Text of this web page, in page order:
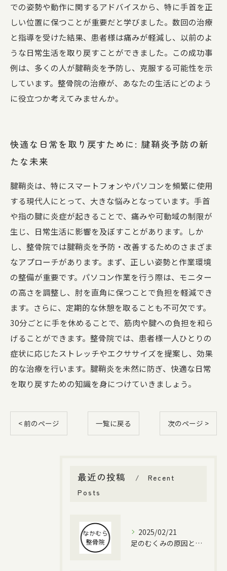
での姿勢や動作に関するアドバイスから、特に手首を正
しい位置に保つことが重要だと学びました。数回の治療
と指導を受けた結果、患者様は痛みが軽減し、以前のよ
うな日常生活を取り戻すことができました。この成功事
例は、多くの人が腱鞘炎を予防し、克服する可能性を示
しています。整骨院の治療が、あなたの生活にどのよう
に役立つか考えてみませんか。
快適な日常を取り戻すために: 腱鞘炎予防の新
たな未来
腱鞘炎は、特にスマートフォンやパソコンを頻繁に使用
する現代人にとって、大きな悩みとなっています。手首
や指の腱に炎症が起きることで、痛みや可動域の制限が
生じ、日常生活に影響を及ぼすことがあります。しか
し、整骨院では腱鞘炎を予防・改善するためのさまざま
なアプローチがあります。まず、正しい姿勢と作業環境
の整備が重要です。パソコン作業を行う際は、モニター
の高さを調整し、肘を直角に保つことで負担を軽減でき
ます。さらに、定期的な休憩を取ることも不可欠です。
30分ごとに手を休めることで、筋肉や腱への負担を和ら
げることができます。整骨院では、患者様一人ひとりの
症状に応じたストレッチやエクササイズを提案し、効果
的な治療を行います。腱鞘炎を未然に防ぎ、快適な日常
を取り戻すための知識を身につけていきましょう。
< 前のページ 一覧に戻る 次のページ >
最近の投稿
Recent
Posts
2025/02/21
足のむくみの原因と対策